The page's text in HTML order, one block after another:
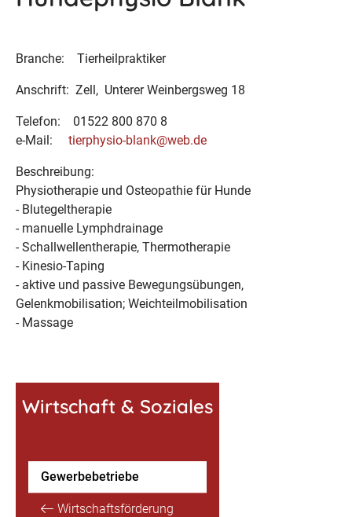
Branche: Tierheilpraktiker
Anschrift: Zell, Unterer Weinbergsweg 18
Telefon: 01522 800 870 8
e-Mail: tierphysio-blank@web.de
Beschreibung:
Physiotherapie und Osteopathie für Hunde
- Blutegeltherapie
- manuelle Lymphdrainage
- Schallwellentherapie, Thermotherapie
- Kinesio-Taping
- aktive und passive Bewegungsübungen,
Gelenkmobilisation; Weichteilmobilisation
- Massage
Wirtschaft & Soziales
Gewerbebetriebe
Wirtschaftsförderung